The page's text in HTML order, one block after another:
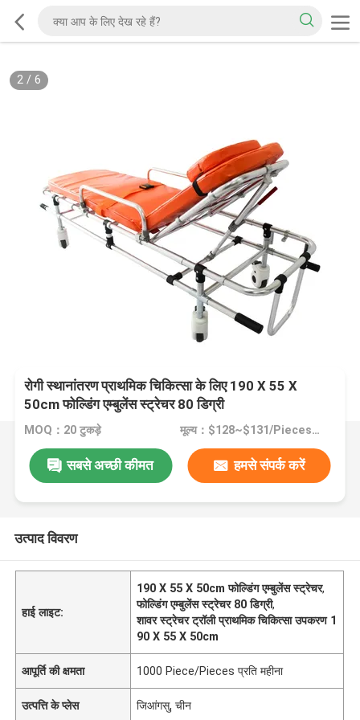
2/ 6
रोगी स्थानांतरण प्राथमिक चिकित्सा के लिए 190 X 55 X
50cm फोल्डिंग एम्बुलेंस स्ट्रेचर 80 डिग्री
MOQ：20 टुकड़े मूल्य：$128~$131/Pieces >=20 Pieces
सबसे अच्छी कीमत हमसे संपर्क करें
उत्पाद विवरण
हाई लाइट:
190 X 55 X 50cm फोल्डिंग एम्बुलेंस स्ट्रेचर,
फोल्डिंग एम्बुलेंस स्ट्रेचर 80 डिग्री,
शावर स्ट्रेचर ट्रॉली प्राथमिक चिकित्सा उपकरण 1
90 X 55 X 50cm
आपूर्ति की क्षमता 1000 Piece/Pieces प्रति महीना
उत्पत्ति के प्लेस जिआंगसु, चीन